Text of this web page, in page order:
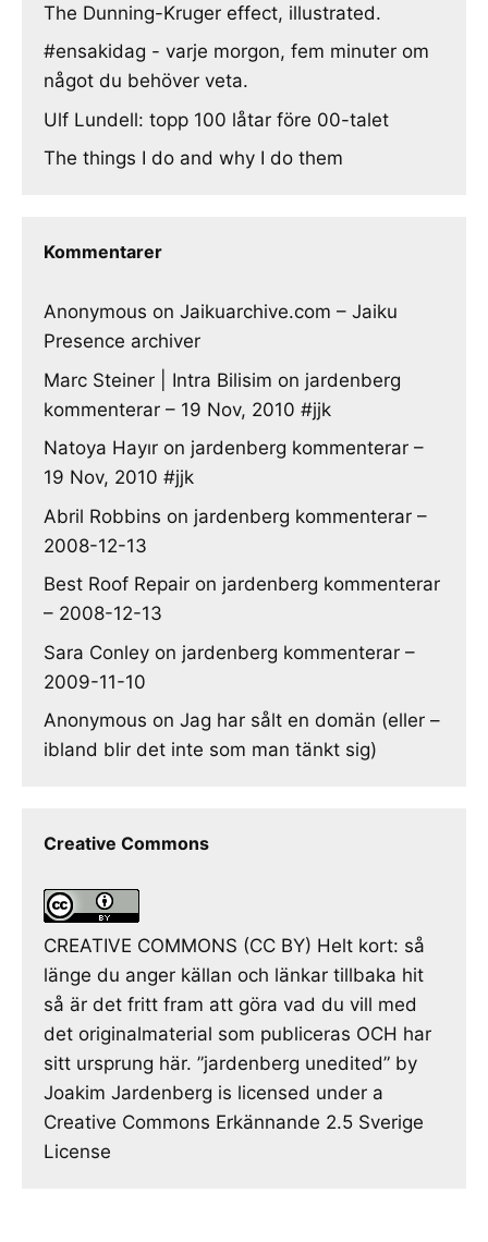
The Dunning-Kruger effect, illustrated.
#ensakidag - varje morgon, fem minuter om
något du behöver veta.
Ulf Lundell: topp 100 låtar före 00-talet
The things I do and why I do them
Kommentarer
Anonymous on Jaikuarchive.com – Jaiku
Presence archiver
Marc Steiner | Intra Bilisim on jardenberg
kommenterar – 19 Nov, 2010 #jjk
Natoya Hayır on jardenberg kommenterar –
19 Nov, 2010 #jjk
Abril Robbins on jardenberg kommenterar –
2008-12-13
Best Roof Repair on jardenberg kommenterar
– 2008-12-13
Sara Conley on jardenberg kommenterar –
2009-11-10
Anonymous on Jag har sålt en domän (eller –
ibland blir det inte som man tänkt sig)
Creative Commons
CREATIVE COMMONS (CC BY) Helt kort: så
länge du anger källan och länkar tillbaka hit
så är det fritt fram att göra vad du vill med
det originalmaterial som publiceras OCH har
sitt ursprung här. ”jardenberg unedited” by
Joakim Jardenberg is licensed under a
Creative Commons Erkännande 2.5 Sverige
License